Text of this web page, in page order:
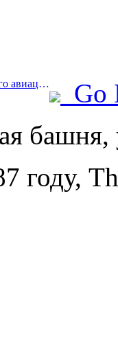
Prev:С началом летнего и осеннего авиационного сезона в трех аэропортах острова Хайнань появилось 41 новое направление.
Go
башня,
году,